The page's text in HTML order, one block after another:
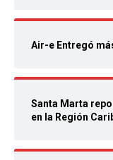
Air-e Entregó
Santa Marta
en la Región